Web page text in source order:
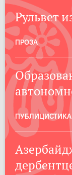
Рульвет
ПРОЗА
ПУБЛИЦИСТИКА